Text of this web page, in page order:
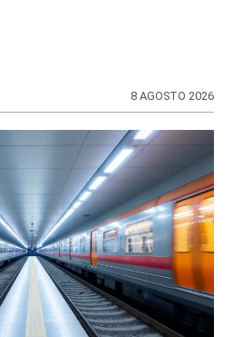
8 AGOSTO 2026